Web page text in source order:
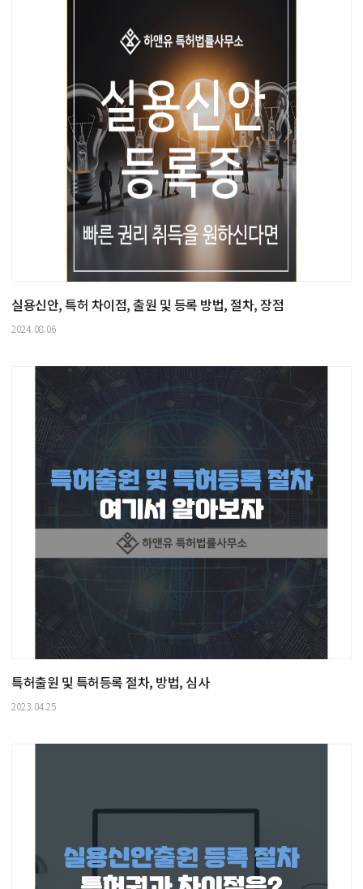
실용신안, 특허 차이점, 출원 및 등록 방법, 절차, 장점
2024.08.06
특허출원 및 특허등록 절차, 방법, 심사
2023.04.25